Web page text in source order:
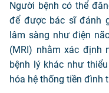
Người bệnh có thể
để được bác sĩ đánh
lâm sàng như điện
(MRI) nhằm xác định
bệnh lý khác như
hóa hệ thống tiền đình